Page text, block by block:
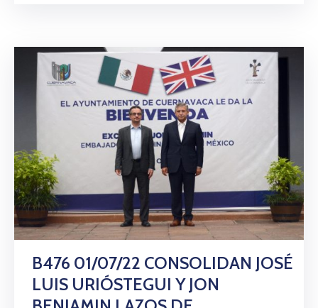
B476 01/07/22 CONSOLIDAN JOSÉ
LUIS URIÓSTEGUI Y JON